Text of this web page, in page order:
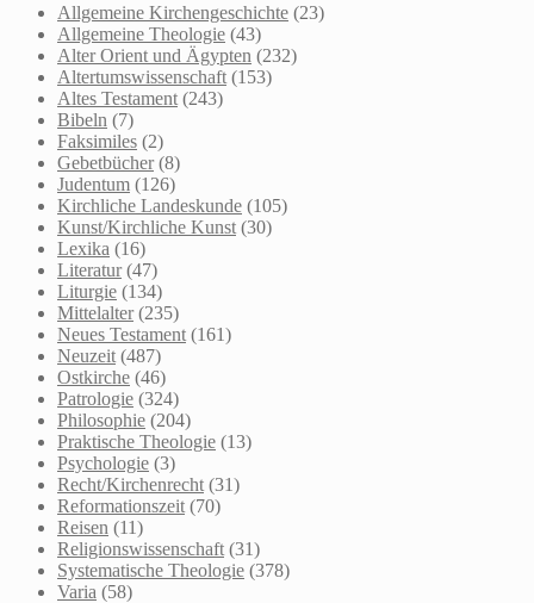
Allgemeine Kirchengeschichte (23)
Allgemeine Theologie (43)
Alter Orient und Ägypten (232)
Altertumswissenschaft (153)
Altes Testament (243)
Bibeln (7)
Faksimiles (2)
Gebetbücher (8)
Judentum (126)
Kirchliche Landeskunde (105)
Kunst/Kirchliche Kunst (30)
Lexika (16)
Literatur (47)
Liturgie (134)
Mittelalter (235)
Neues Testament (161)
Neuzeit (487)
Ostkirche (46)
Patrologie (324)
Philosophie (204)
Praktische Theologie (13)
Psychologie (3)
Recht/Kirchenrecht (31)
Reformationszeit (70)
Reisen (11)
Religionswissenschaft (31)
Systematische Theologie (378)
Varia (58)